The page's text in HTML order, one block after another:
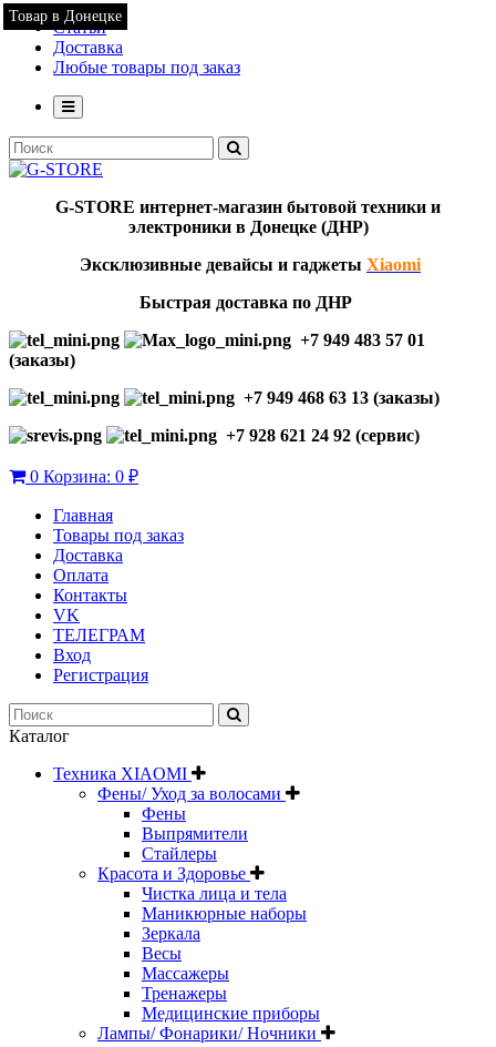
Статьи
Доставка
Любые товары под заказ
G-STORE интернет-магазин бытовой техники и
электроники в Донецке (ДНР)
Эксклюзивные девайсы и гаджеты Xiaomi
Быстрая доставка по ДНР
+7 949 483 57 01
(заказы)
+7 949 468 63 13 (заказы)
+7 928 621 24 92 (сервис)
0 Корзина: 0 ₽
Главная
Товары под заказ
Доставка
Оплата
Контакты
VK
ТЕЛЕГРАМ
Вход
Регистрация
Каталог
Техника XIAOMI
Фены/ Уход за волосами
Фены
Выпрямители
Стайлеры
Красота и Здоровье
Чистка лица и тела
Маникюрные наборы
Зеркала
Весы
Массажеры
Тренажеры
Медицинские приборы
Лампы/ Фонарики/ Ночники
Товар в Донецке